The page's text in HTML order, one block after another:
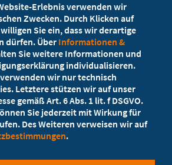
Sie!
Mitglied
einer MB-Mitgliedschaft
Erlebnis verwenden wir
Zwecken. Durch Klicken auf
Sie ein, dass wir derartige
dürfen. Über Informationen &
Sie weitere Informationen und
individualisieren.
wir nur technisch
Letztere stützen wir auf unser
gemäß Art. 6 Abs. 1 lit. f DSGVO.
Sie jederzeit mit Wirkung für
Des Weiteren verweisen wir auf
.